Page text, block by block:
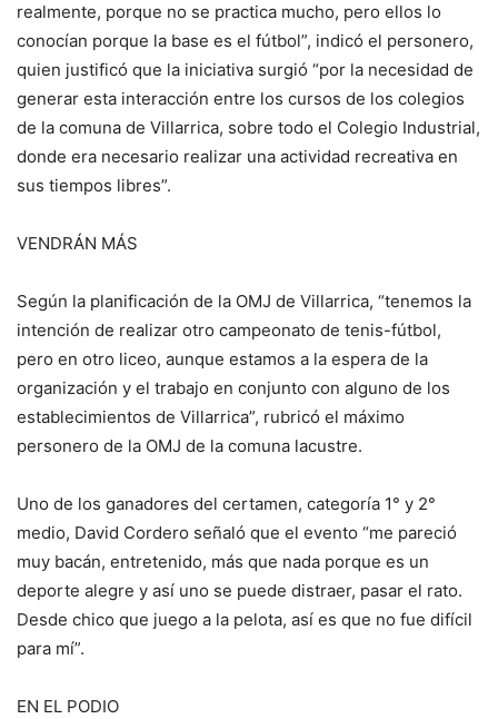
realmente, porque no se practica mucho, pero ellos lo
conocían porque la base es el fútbol”, indicó el personero,
quien justificó que la iniciativa surgió “por la necesidad de
generar esta interacción entre los cursos de los colegios
de la comuna de Villarrica, sobre todo el Colegio Industrial,
donde era necesario realizar una actividad recreativa en
sus tiempos libres”.
VENDRÁN MÁS
Según la planificación de la OMJ de Villarrica, “tenemos la
intención de realizar otro campeonato de tenis-fútbol,
pero en otro liceo, aunque estamos a la espera de la
organización y el trabajo en conjunto con alguno de los
establecimientos de Villarrica”, rubricó el máximo
personero de la OMJ de la comuna lacustre.
Uno de los ganadores del certamen, categoría 1° y 2°
medio, David Cordero señaló que el evento “me pareció
muy bacán, entretenido, más que nada porque es un
deporte alegre y así uno se puede distraer, pasar el rato.
Desde chico que juego a la pelota, así es que no fue difícil
para mí”.
EN EL PODIO